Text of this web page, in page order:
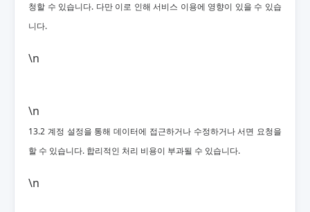
청할 수 있습니다. 다만 이로 인해 서비스 이용에 영향이 있을 수 있습
니다.
\n
\n
13.2 계정 설정을 통해 데이터에 접근하거나 수정하거나 서면 요청을
할 수 있습니다. 합리적인 처리 비용이 부과될 수 있습니다.
\n